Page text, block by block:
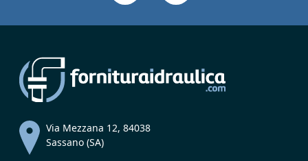
Via Mezzana 12, 84038
Sassano (SA)